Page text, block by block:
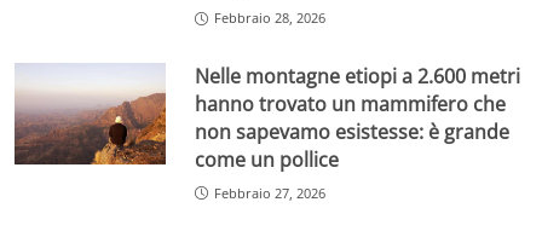
Febbraio 28, 2026
Nelle montagne etiopi a 2.600 metri
hanno trovato un mammifero che
non sapevamo esistesse: è grande
come un pollice
Febbraio 27, 2026